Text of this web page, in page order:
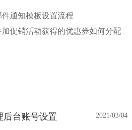
通知模板设置流程
促销活动获得的优惠券如何分配
言板如何绑定
别
后台账号设置